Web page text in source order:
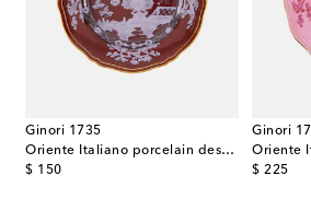
Ginori 1735
Oriente Italiano porcelain dessert plate
$ 150
original price
Ginori
$ 225
original